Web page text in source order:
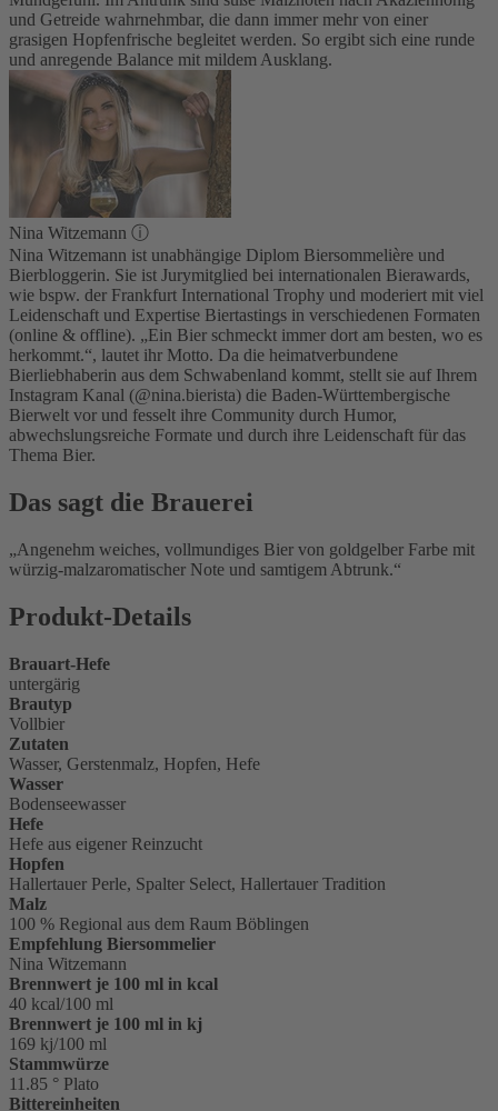
und Getreide wahrnehmbar, die dann immer mehr von einer
grasigen Hopfenfrische begleitet werden. So ergibt sich eine runde
und anregende Balance mit mildem Ausklang.
Nina Witzemann ⓘ
Nina Witzemann ist unabhängige Diplom Biersommelière und
Bierbloggerin. Sie ist Jurymitglied bei internationalen Bierawards,
wie bspw. der Frankfurt International Trophy und moderiert mit viel
Leidenschaft und Expertise Biertastings in verschiedenen Formaten
(online & offline). „Ein Bier schmeckt immer dort am besten, wo es
herkommt.“, lautet ihr Motto. Da die heimatverbundene
Bierliebhaberin aus dem Schwabenland kommt, stellt sie auf Ihrem
Instagram Kanal (@nina.bierista) die Baden-Württembergische
Bierwelt vor und fesselt ihre Community durch Humor,
abwechslungsreiche Formate und durch ihre Leidenschaft für das
Thema Bier.
Das sagt die Brauerei
Angenehm weiches, vollmundiges Bier von goldgelber Farbe mit
würzig-malzaromatischer Note und samtigem Abtrunk.
Produkt-Details
Brauart-Hefe
untergärig
Brautyp
Vollbier
Zutaten
Wasser, Gerstenmalz, Hopfen, Hefe
Wasser
Bodenseewasser
Hefe
Hefe aus eigener Reinzucht
Hopfen
Hallertauer Perle, Spalter Select, Hallertauer Tradition
Malz
100 % Regional aus dem Raum Böblingen
Empfehlung Biersommelier
Nina Witzemann
Brennwert je 100 ml in kcal
40 kcal/100 ml
Brennwert je 100 ml in kj
169 kj/100 ml
Stammwürze
11.85 ° Plato
Bittereinheiten